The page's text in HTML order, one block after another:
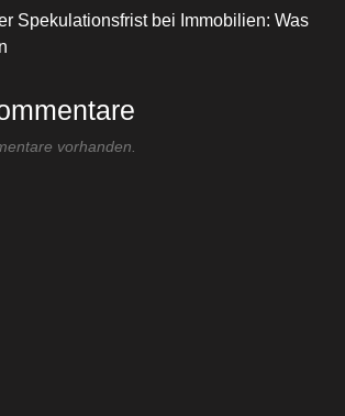
Spekulationsfrist bei Immobilien: Was
vorhanden.